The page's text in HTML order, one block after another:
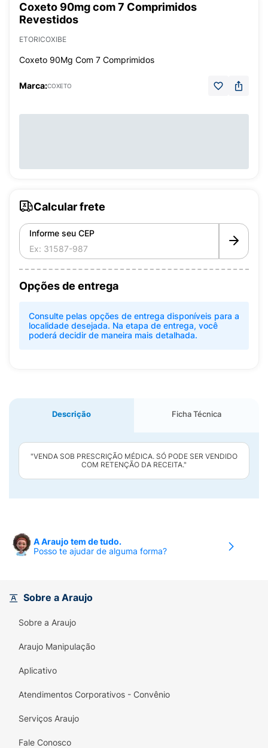
Coxeto 90mg com 7 Comprimidos
Revestidos
ETORICOXIBE
Coxeto 90Mg Com 7 Comprimidos
Marca:COXETO
Calcular frete
Informe seu CEP
Opções de entrega
Consulte pelas opções de entrega disponíveis para a
localidade desejada. Na etapa de entrega, você
poderá decidir de maneira mais detalhada.
Descrição Ficha Técnica
"VENDA SOB PRESCRIÇÃO MÉDICA. SÓ PODE SER VENDIDO
COM RETENÇÃO DA RECEITA."
A Araujo tem de tudo.
Posso te ajudar de alguma forma?
Sobre a Araujo
Sobre a Araujo
Araujo Manipulação
Aplicativo
Atendimentos Corporativos - Convênio
Serviços Araujo
Fale Conosco